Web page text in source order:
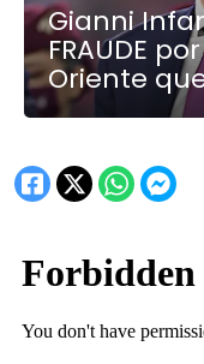
Gianni
FRAUDE
Oriente